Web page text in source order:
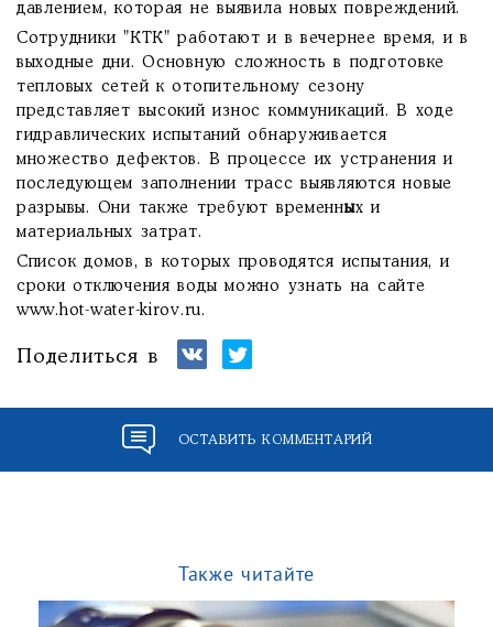
давлением, которая не выявила новых повреждений.
Сотрудники "КТК" работают и в вечернее время, и в
выходные дни. Основную сложность в подготовке
тепловых сетей к отопительному сезону
представляет высокий износ коммуникаций. В ходе
гидравлических испытаний обнаруживается
множество дефектов. В процессе их устранения и
последующем заполнении трасс выявляются новые
разрывы. Они также требуют временных и
материальных затрат.
Список домов, в которых проводятся испытания, и
сроки отключения воды можно узнать на сайте
www.hot-water-kirov.ru.
Поделиться в
ОСТАВИТЬ КОММЕНТАРИЙ
Также читайте